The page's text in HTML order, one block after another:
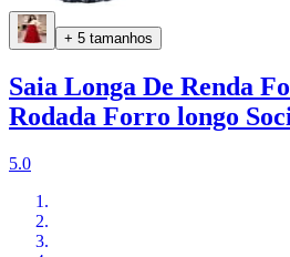
+ 5 tamanhos
Saia Longa De Renda
Rodada Forro longo
5.0